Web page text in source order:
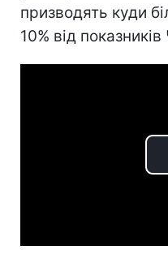
призводять куди
10% від